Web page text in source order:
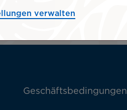
Geschäftsbedingungen
verwalten